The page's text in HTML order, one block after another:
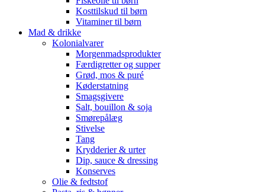
Kosttilskud til børn
Vitaminer til børn
Mad & drikke
Kolonialvarer
Morgenmadsprodukter
Færdigretter og supper
Grød, mos & puré
Køderstatning
Smagsgivere
Salt, bouillon & soja
Smørepålæg
Stivelse
Tang
Krydderier & urter
Dip, sauce & dressing
Konserves
Olie & fedtstof